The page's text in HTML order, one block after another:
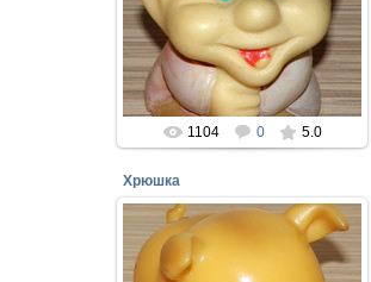
Резиновые игрушки из сказки
"Белоснежка и семь гномов" -
Резиновый завод игрушек РИГА
1990 год
perepelin
1104 0 5.0
Хрюшка
08.04.2018